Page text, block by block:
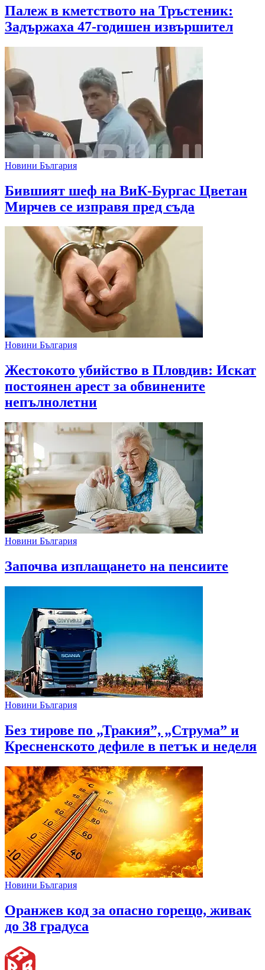
Палеж в кметството на Тръстеник:
Задържаха 47-годишен извършител
Новини България
Бившият шеф на ВиК-Бургас Цветан
Мирчев се изправя пред съда
Новини България
Жестокото убийство в Пловдив: Искат
постоянен арест за обвинените
непълнолетни
Новини България
Започва изплащането на пенсиите
Новини България
Без тирове по „Тракия”, „Струма” и
Кресненското дефиле в петък и неделя
Новини България
Оранжев код за опасно горещо, живак
до 38 градуса